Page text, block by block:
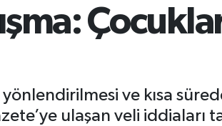
ve kısa
ulaşan veli iddiaları